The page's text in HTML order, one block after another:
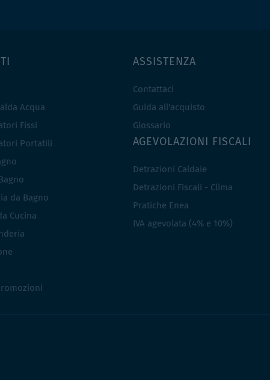
Acqua
Fissi
Portatili
da Bagno
Cucina
ASSISTENZA
Contattaci
Guida all'acquisto
Glossario
AGEVOLAZIONI FISCALI
Detrazioni Caldaie
Detrazioni Fiscali - Clima
Pratiche Enea
IVA agevolata (4% e 10%)